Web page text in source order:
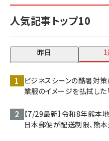
人気記事トップ10
昨日
ビジネスシーンの酷暑対策
業服のイメージを払拭した
【7/29最新】令和8年熊本
日本郵便が配送制限、熊